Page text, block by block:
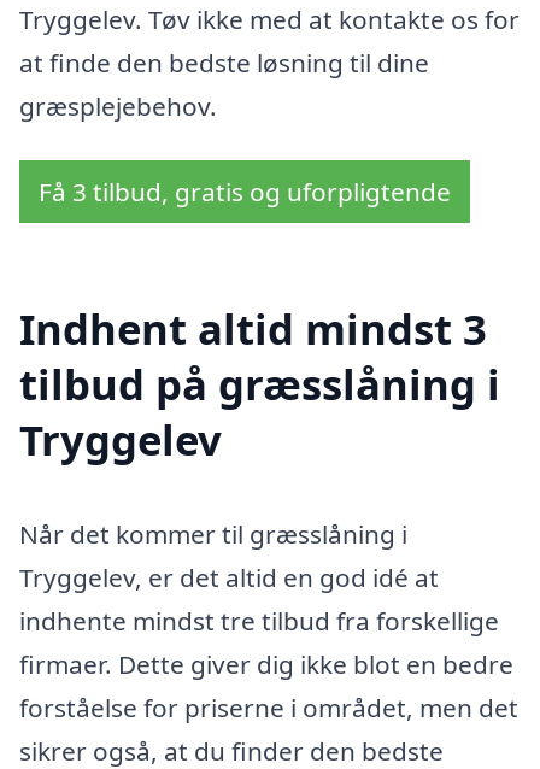
Tryggelev. Tøv ikke med at kontakte os for
at finde den bedste løsning til dine
græsplejebehov.
Få 3 tilbud, gratis og uforpligtende
Indhent altid mindst 3
tilbud på græsslåning i
Tryggelev
Når det kommer til græsslåning i
Tryggelev, er det altid en god idé at
indhente mindst tre tilbud fra forskellige
firmaer. Dette giver dig ikke blot en bedre
forståelse for priserne i området, men det
sikrer også, at du finder den bedste